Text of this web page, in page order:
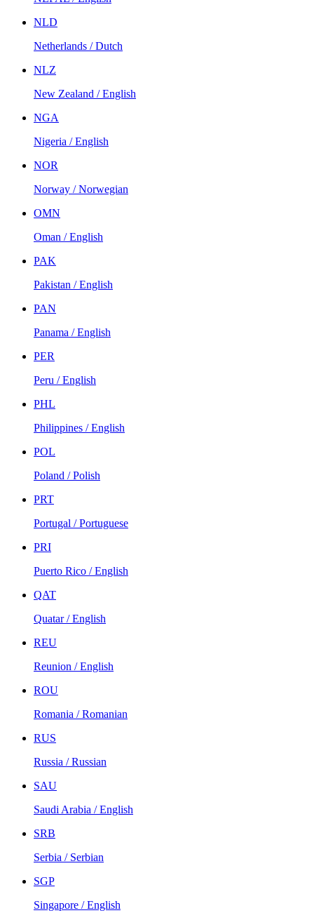
NLD
Netherlands / Dutch
NLZ
New Zealand / English
NGA
Nigeria / English
NOR
Norway / Norwegian
OMN
Oman / English
PAK
Pakistan / English
PAN
Panama / English
PER
Peru / English
PHL
Philippines / English
POL
Poland / Polish
PRT
Portugal / Portuguese
PRI
Puerto Rico / English
QAT
Quatar / English
REU
Reunion / English
ROU
Romania / Romanian
RUS
Russia / Russian
SAU
Saudi Arabia / English
SRB
Serbia / Serbian
SGP
Singapore / English